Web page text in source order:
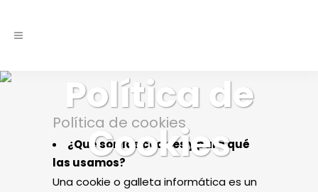
Política de
Cookies
Política de cookies
¿Qué son las cookies y para qué
las usamos?
Una cookie o galleta informática es un